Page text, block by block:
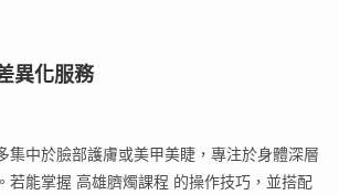
異化服務
集中於臉部護膚或美甲美睫，專注於身體深層
若能掌握 高雄臍燭課程 的操作技巧，並搭配